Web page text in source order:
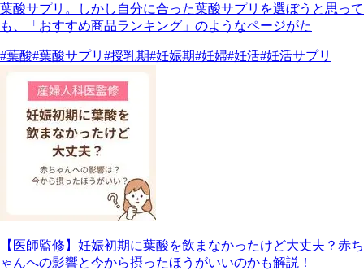
葉酸サプリ。しかし自分に合った葉酸サプリを選ぼうと思って
も、「おすすめ商品ランキング」のようなページがた
#葉酸#葉酸サプリ #授乳期#妊娠期#妊婦#妊活#妊活サプリ
【医師監修】妊娠初期に葉酸を飲まなかったけど大丈夫？赤ち
ゃんへの影響と今から摂ったほうがいいのかも解説！